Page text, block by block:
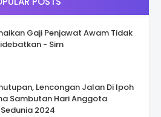
Gaji Penjawat Awam Tidak
- Sim
Lencongan Jalan Di Ipoh
Sambutan Hari Anggota
2024